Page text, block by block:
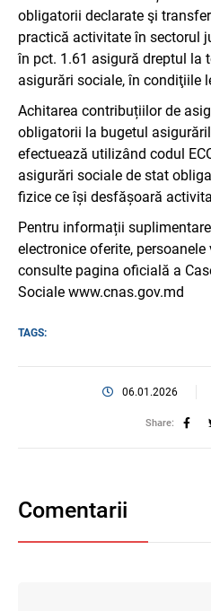
obligatorii declarate şi
practică activitate în sectorul
în pct. 1.61 asigură dreptul la
asigurări sociale, în condiţiile
Achitarea contribuțiilor de
obligatorii la bugetul
efectuează utilizând codul
asigurări sociale de stat
fizice ce își desfășoară
Pentru informații
electronice oferite,
consulte pagina oficială a
Sociale www.cnas.gov.md
TAGS:
06.01.2026
Share:
Comentarii